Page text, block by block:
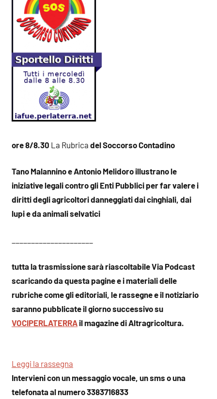
ore 8/8.30 La Rubrica del Soccorso Contadino
Tano Malannino e Antonio Melidoro illustrano le
iniziative legali contro gli Enti Pubblici per far valere i
diritti degli agricoltori danneggiati dai cinghiali, dai
lupi e da animali selvatici
tutta la trasmissione sarà riascoltabile Via Podcast
scaricando da questa pagine e i materiali delle
rubriche come gli editoriali, le rassegne e il notiziario
saranno pubblicate il giorno successivo su
VOCIPERLATERRA il magazine di Altragricoltura.
Leggi la rassegna
Intervieni con un messaggio vocale, un sms o una
telefonata al numero 3383716833